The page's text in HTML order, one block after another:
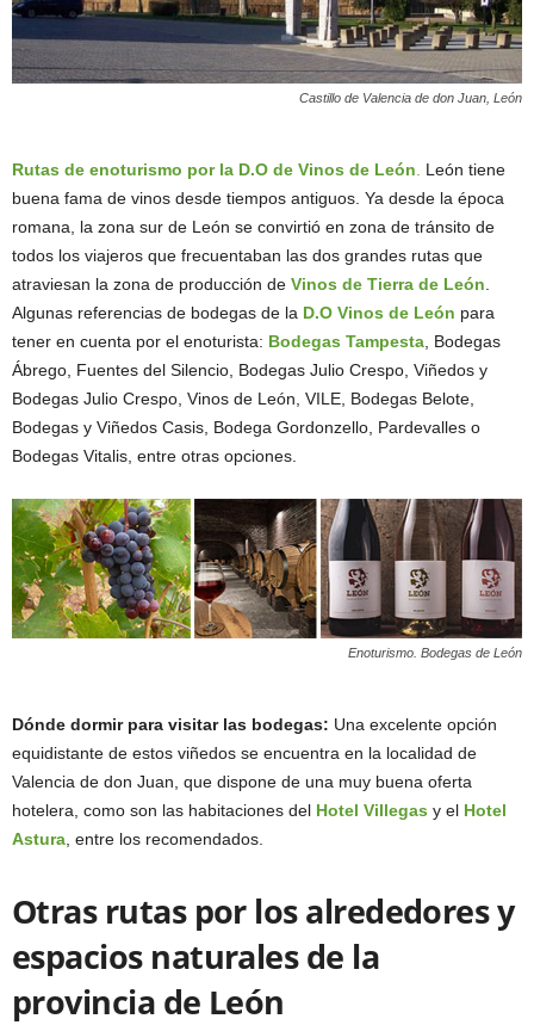
Castillo de Valencia de don Juan, León
Rutas de enoturismo por la D.O de Vinos de León
León tiene
buena fama de vinos desde tiempos antiguos. Ya desde la época
romana, la zona sur de León se convirtió en zona de tránsito de
todos los viajeros que frecuentaban las dos grandes rutas que
atraviesan la zona de producción de Vinos de Tierra de León
Algunas referencias de bodegas de la D.O Vinos de León para
tener en cuenta por el enoturista: Bodegas Tampesta , Bodegas
Ábrego, Fuentes del Silencio, Bodegas Julio Crespo, Viñedos y
Bodegas Julio Crespo, Vinos de León, VILE, Bodegas Belote,
Bodegas y Viñedos Casis, Bodega Gordonzello, Pardevalles o
Bodegas Vitalis, entre otras opciones.
Enoturismo. Bodegas de León
Dónde dormir para visitar las bodegas: Una excelente opción
equidistante de estos viñedos se encuentra en la localidad de
Valencia de don Juan, que dispone de una muy buena oferta
hotelera, como son las habitaciones del Hotel Villegas y el Hotel
Astura , entre los recomendados.
Otras rutas por los alrededores y
espacios naturales de la
provincia de León